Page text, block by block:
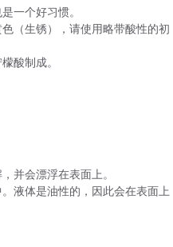
一个好习惯。
（生锈），请使用略带酸性的初
酸制成。
并会漂浮在表面上。
液体是油性的，因此会在表面上